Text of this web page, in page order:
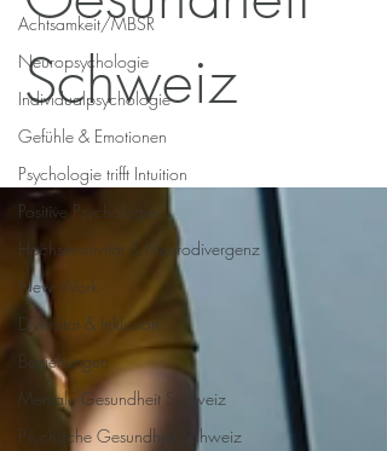
Achtsamkeit/MBSR
Neuropsychologie
Individualpsychologie
Gefühle & Emotionen
Psychologie trifft Intuition
Positive Psychologie
Hochsensitivität & Neurodivergenz
New Work
Diversität & Inklusion
Beziehungen
Mentale Gesundheit Schweiz
Psychische Gesundheit Schweiz
Schweiz